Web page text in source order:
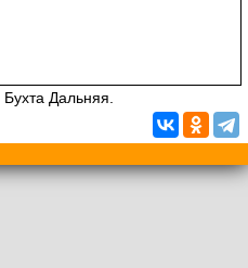
Бухта Дальняя.